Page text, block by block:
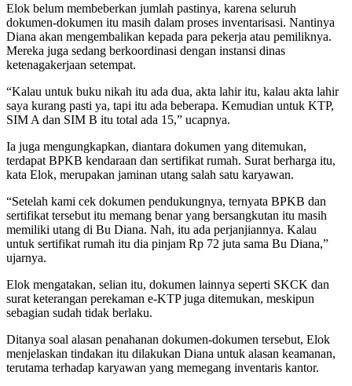
Elok belum membeberkan jumlah pastinya, karena seluruh
dokumen-dokumen itu masih dalam proses inventarisasi. Nantinya
Diana akan mengembalikan kepada para pekerja atau pemiliknya.
Mereka juga sedang berkoordinasi dengan instansi dinas
ketenagakerjaan setempat.
“Kalau untuk buku nikah itu ada dua, akta lahir itu, kalau akta lahir
saya kurang pasti ya, tapi itu ada beberapa. Kemudian untuk KTP,
SIM A dan SIM B itu total ada 15,” ucapnya.
Ia juga mengungkapkan, diantara dokumen yang ditemukan,
terdapat BPKB kendaraan dan sertifikat rumah. Surat berharga itu,
kata Elok, merupakan jaminan utang salah satu karyawan.
“Setelah kami cek dokumen pendukungnya, ternyata BPKB dan
sertifikat tersebut itu memang benar yang bersangkutan itu masih
memiliki utang di Bu Diana. Nah, itu ada perjanjiannya. Kalau
untuk sertifikat rumah itu dia pinjam Rp 72 juta sama Bu Diana,”
ujarnya.
Elok mengatakan, selian itu, dokumen lainnya seperti SKCK dan
surat keterangan perekaman e-KTP juga ditemukan, meskipun
sebagian sudah tidak berlaku.
Ditanya soal alasan penahanan dokumen-dokumen tersebut, Elok
menjelaskan tindakan itu dilakukan Diana untuk alasan keamanan,
terutama terhadap karyawan yang memegang inventaris kantor.